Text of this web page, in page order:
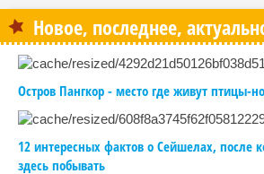
Новое, последнее,
Остров Пангкор - место где живут птицы-
12 интересных фактов о Сейшелах, после
здесь побывать